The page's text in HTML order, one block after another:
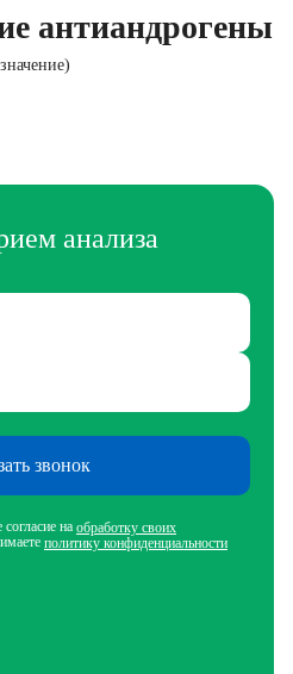
антиандрогены
анализа
звонок
на обработку своих
политику конфиденциальности